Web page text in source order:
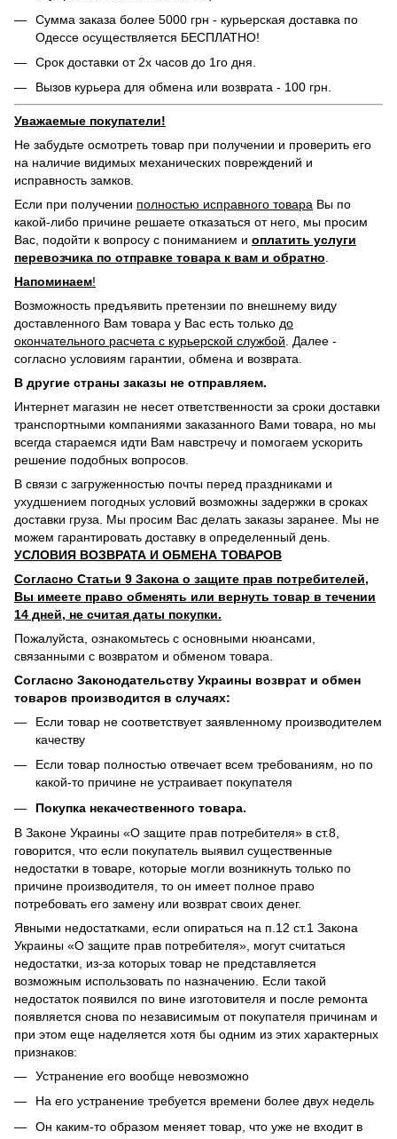
Сумма заказа более 5000 грн - курьерская доставка по
Одессе осуществляется БЕСПЛАТНО!
Срок доставки от 2х часов до 1го дня.
Вызов курьера для обмена или возврата - 100 грн.
Уважаемые покупатели!
Не забудьте осмотреть товар при получении и проверить его
на наличие видимых механических повреждений и
исправность замков.
Если при получении полностью исправного товара Вы по
какой-либо причине решаете отказаться от него, мы просим
Вас, подойти к вопросу с пониманием и оплатить услуги
перевозчика по отправке товара к вам и обратно
Напоминаем!
Возможность предъявить претензии по внешнему виду
доставленного Вам товара у Вас есть только до
окончательного расчета с курьерской службой . Далее -
согласно условиям гарантии, обмена и возврата.
В другие страны заказы не отправляем.
Интернет магазин не несет ответственности за сроки доставки
транспортными компаниями заказанного Вами товара, но мы
всегда стараемся идти Вам навстречу и помогаем ускорить
решение подобных вопросов.
В связи с загруженностью почты перед праздниками и
ухудшением погодных условий возможны задержки в сроках
доставки груза. Мы просим Вас делать заказы заранее. Мы не
можем гарантировать доставку в определенный день.
УСЛОВИЯ ВОЗВРАТА И ОБМЕНА ТОВАРОВ
Согласно Статьи 9 Закона о защите прав потребителей,
Вы имеете право обменять или вернуть товар в течении
14 дней, не считая даты покупки.
Пожалуйста, ознакомьтесь с основными нюансами,
связанными с возвратом и обменом товара.
Согласно Законодательству Украины возврат и обмен
товаров производится в случаях:
Если товар не соответствует заявленному производителем
качеству
Если товар полностью отвечает всем требованиям, но по
какой-то причине не устраивает покупателя
Покупка некачественного товара.
В Законе Украины «О защите прав потребителя» в ст.8,
говорится, что если покупатель выявил существенные
недостатки в товаре, которые могли возникнуть только по
причине производителя, то он имеет полное право
потребовать его замену или возврат своих денег.
Явными недостатками, если опираться на п.12 ст.1 Закона
Украины «О защите прав потребителя», могут считаться
недостатки, из-за которых товар не представляется
возможным использовать по назначению. Если такой
недостаток появился по вине изготовителя и после ремонта
появляется снова по независимым от покупателя причинам и
при этом еще наделяется хотя бы одним из этих характерных
признаков:
Устранение его вообще невозможно
На его устранение требуется времени более двух недель
Он каким-то образом меняет товар, что уже не входит в